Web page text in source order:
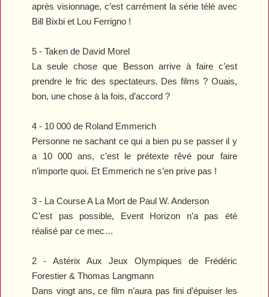
après visionnage, c’est carrément la série télé avec
Bill Bixbi et Lou Ferrigno !
5 -Taken de David Morel
La seule chose que Besson arrive à faire c’est
prendre le fric des spectateurs. Des films ? Ouais,
bon, une chose à la fois, d’accord ?
4 - 10 000 de Roland Emmerich
Personne ne sachant ce qui a bien pu se passer il y
a 10 000 ans, c’est le prétexte rêvé pour faire
n’importe quoi. Et Emmerich ne s’en prive pas !
3 - La Course A La Mort de Paul W. Anderson
C’est pas possible, Event Horizon n’a pas été
réalisé par ce mec…
2 -Astérix Aux Jeux Olympiques de Frédéric
Forestier & Thomas Langmann
Dans vingt ans, ce film n’aura pas fini d’épuiser les